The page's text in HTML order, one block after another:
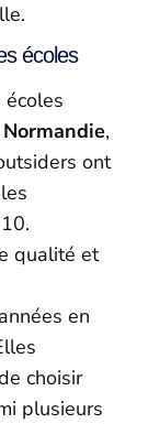
écoles
Normandie,
ont
qualité et
en
choisir
plusieurs